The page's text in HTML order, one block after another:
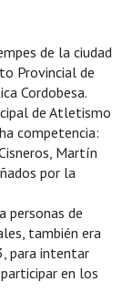
de la ciudad
Provincial de
Cordobesa.
de Atletismo
competencia:
Martín
por la
personas de
también era
para intentar
en los